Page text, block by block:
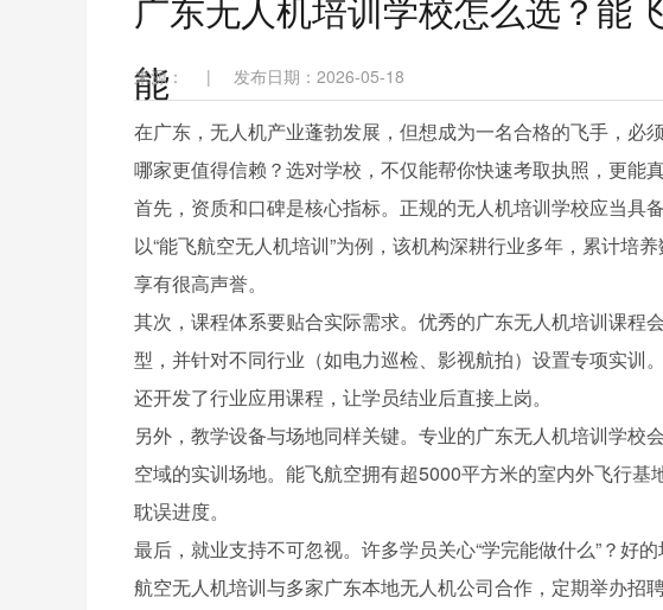
能
来源： | 发布日期：2026-05-18
在广东，无人机产业蓬勃发展，但想成为一名合格的飞手，必
哪家更值得信赖？选对学校，不仅能帮你快速考取执照，更能
首先，资质和口碑是核心指标。正规的无人机培训学校应当具
以“能飞航空无人机培训”为例，该机构深耕行业多年，累计培
享有很高声誉。
其次，课程体系要贴合实际需求。优秀的广东无人机培训课程
型，并针对不同行业（如电力巡检、影视航拍）设置专项实训
还开发了行业应用课程，让学员结业后直接上岗。
另外，教学设备与场地同样关键。专业的广东无人机培训学校
空域的实训场地。能飞航空拥有超5000平方米的室内外飞行
耽误进度。
最后，就业支持不可忽视。许多学员关心“学完能做什么”？好
航空无人机培训与多家广东本地无人机公司合作，定期举办招